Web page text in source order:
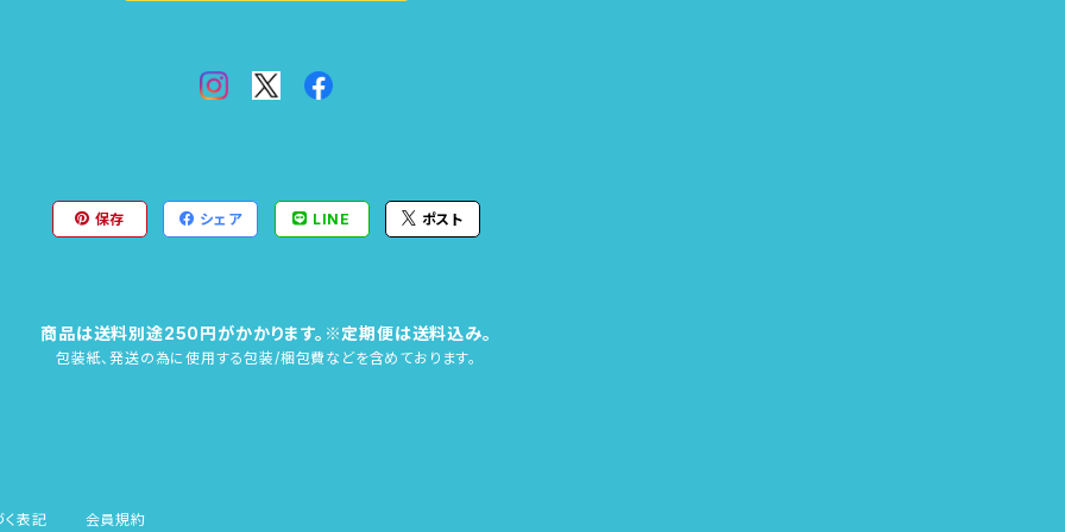
保存 シェア LINE ポスト
商品は送料別途250円がかかります。※定期便は送料込み。
包装紙、発送の為に使用する包装/梱包費などを含めております。
表記 会員規約